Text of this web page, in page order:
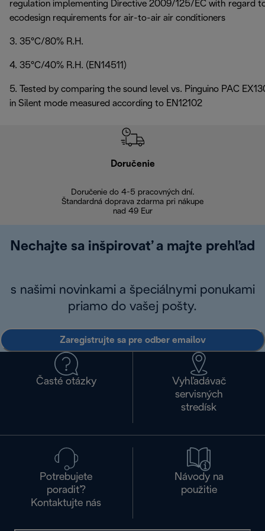
regulation implementing Directive 2009/125/EC with regard
ecodesign requirements for air-to-air air conditioners
3. 35°C/80% R.H.
4. 35°C/40% R.H. (EN14511)
5. Tested by comparing the sound level vs. Pinguino PAC
in Silent mode measured according to EN12102
Doručenie
Doručenie do 4-5 pracovných dní.
Štandardná doprava zdarma pri nákupe
nad 49 Eur
Nechajte sa inšpirovať a majte prehľad
s našimi novinkami a špeciálnymi ponukami
priamo do vašej pošty.
Zaregistrujte sa pre odber emailov
Časté otázky
Vyhľadávač
servisných
stredísk
Potrebujete
poradiť?
Kontaktujte nás
Návody na
použitie